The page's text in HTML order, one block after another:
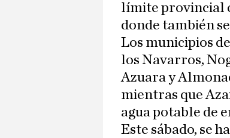
límite provincial
donde también
Los municipios
los Navarros,
Azuara y
mientras que
agua potable de
Este sábado, se